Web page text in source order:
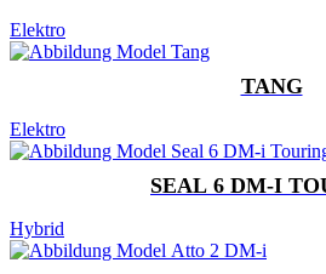
Elektro
TANG
Elektro
SEAL 6 DM-I
Hybrid